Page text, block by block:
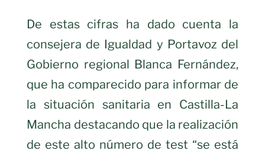
De estas cifras ha dado cuenta la
consejera de Igualdad y Portavoz del
Gobierno regional Blanca Fernández,
que ha comparecido para informar de
la situación sanitaria en Castilla-La
Mancha destacando que la realización
de este alto número de test “se está